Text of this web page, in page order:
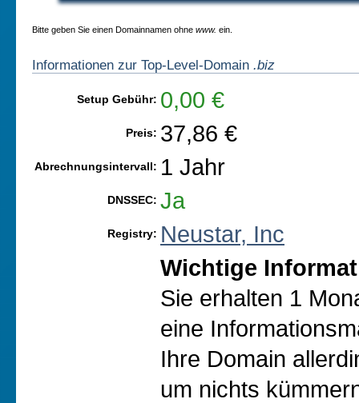
Bitte geben Sie einen Domainnamen ohne www. ein.
Informationen zur Top-Level-Domain .biz
Setup Gebühr: 0,00 €
Preis: 37,86 €
Abrechnungsintervall: 1 Jahr
DNSSEC: Ja
Registry: Neustar, Inc
Wichtige
Sie erhalten 1
eine
Ihre Domain
um nichts